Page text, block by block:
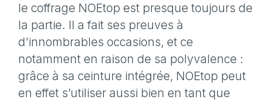
le coffrage NOEtop est presque toujours de
la partie. Il a fait ses preuves à
d’innombrables occasions, et ce
notamment en raison de sa polyvalence :
grâce à sa ceinture intégrée, NOEtop peut
en effet s’utiliser aussi bien en tant que